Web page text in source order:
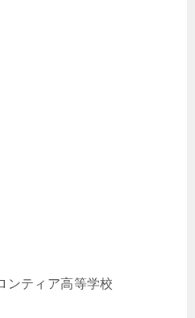
ンティア高等学校